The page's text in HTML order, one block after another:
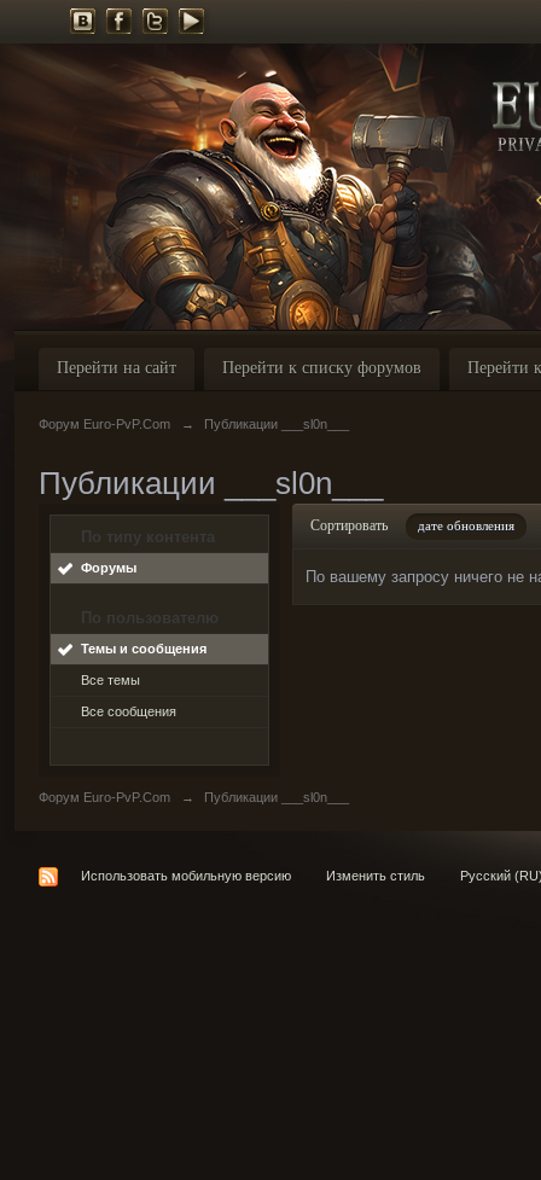
Перейти на сайт Перейти к списку форумов Перейти
Форум Euro-PvP.Com → Публикации ___sl0n___
Публикации ___sl0n___
По типу контента
Форумы
По пользователю
Темы и сообщения
Все темы
Все сообщения
Сортировать дате обновления
По вашему запросу ничего не
Форум Euro-PvP.Com → Публикации ___sl0n___
Использовать мобильную версию Изменить стиль Русский